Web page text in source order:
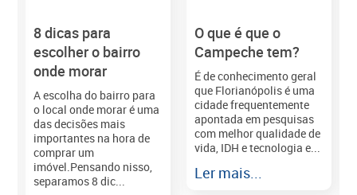
8 dicas para
escolher o bairro
onde morar
A escolha do bairro para
o local onde morar é uma
das decisões mais
importantes na hora de
comprar um
imóvel.Pensando nisso,
separamos 8 dic...
O que é que o
Campeche tem?
É de conhecimento geral
que Florianópolis é uma
cidade frequentemente
apontada em pesquisas
com melhor qualidade de
vida, IDH e tecnologia e...
Ler mais...